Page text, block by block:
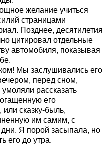
желание учиться
страницами
Позднее, десятилетия
цитировал отдельные
автомобиля, показывая
Мы заслушивались его
перед сном,
рассказать
его
сказку-быль,
им самим, с
Я порой засыпала, но
его до утра.